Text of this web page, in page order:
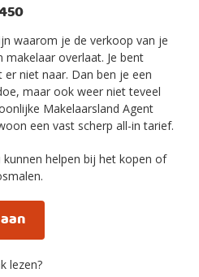
waarom je de verkoop van je
makelaar overlaat. Je bent
niet naar. Dan ben je een
maar ook weer niet teveel
Makelaarsland Agent
een vast scherp all-in tarief.
helpen bij het kopen of
lezen?